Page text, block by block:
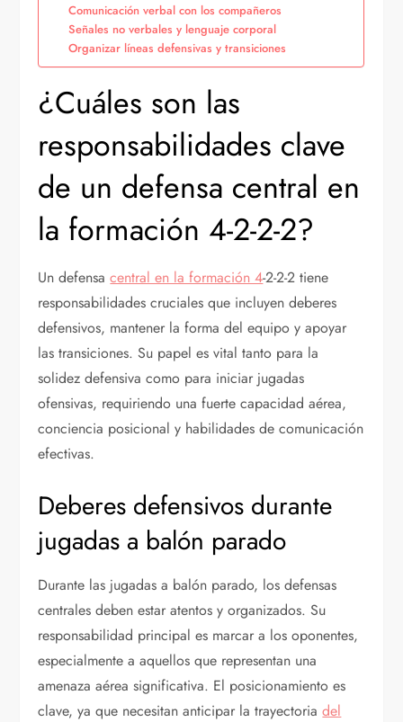
Comunicación verbal con los compañeros
Señales no verbales y lenguaje corporal
Organizar líneas defensivas y transiciones
¿Cuáles son las
responsabilidades clave
de un defensa central en
la formación 4-2-2-2?
Un defensacentral en la formación 4-2-2-2 tiene
responsabilidades cruciales que incluyen deberes
defensivos, mantener la forma del equipo y apoyar
las transiciones. Su papel es vital tanto para la
solidez defensiva como para iniciar jugadas
ofensivas, requiriendo una fuerte capacidad aérea,
conciencia posicional y habilidades de comunicación
efectivas.
Deberes defensivos durante
jugadas a balón parado
Durante las jugadas a balón parado, los defensas
centrales deben estar atentos y organizados. Su
responsabilidad principal es marcar a los oponentes,
especialmente a aquellos que representan una
amenaza aérea significativa. El posicionamiento es
clave, ya que necesitan anticipar la trayectoriadel